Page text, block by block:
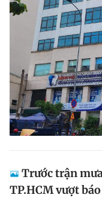
Trước trận
TP.HCM vượt